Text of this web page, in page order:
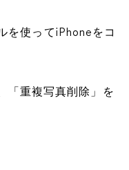
を使ってiPhoneをコ
「重複写真削除」を